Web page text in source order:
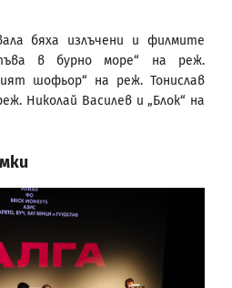
бяха излъчени и филмите
в бурно море“ на реж.
шофьор“ на реж. Тонислав
Николай Василев и „Блок“ на